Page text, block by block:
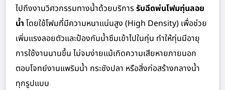
ไปถึงงานวิศวกรรมทางน้ำด้วยบริการรับฉีดพ่นโฟมทุ่นลอย
น้ำ โดยใช้โฟมที่มีความหนาแน่นสูง (High Density) เพื่อช่วย
เพิ่มแรงลอยตัวและป้องกันน้ำซึมเข้าไปในทุ่น ทำให้ทุ่นมีอายุ
การใช้งานนานขึ้น ไม่จมง่ายแม้เกิดความเสียหายภายนอก
ตอบโจทย์งานแพริมน้ำ กระชังปลา หรือสิ่งก่อสร้างกลางน้ำ
ทุกรูปแบบ